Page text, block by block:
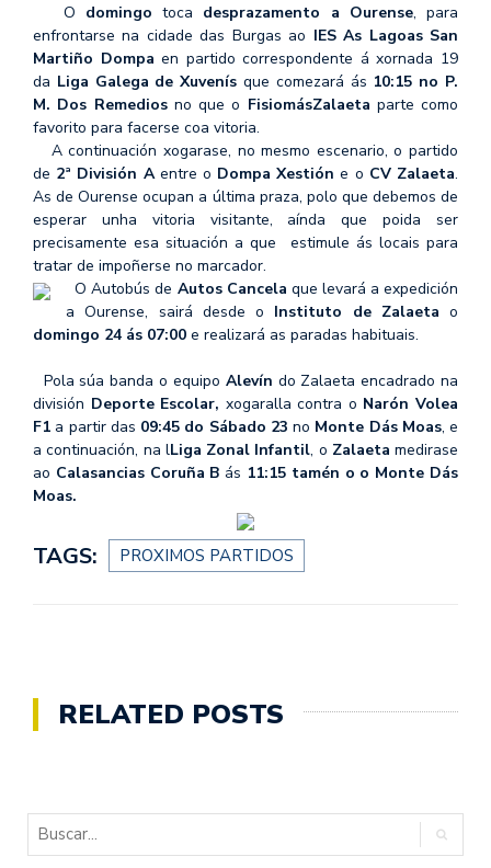
O domingo toca desprazamento a Ourense, para
enfrontarse na cidade das Burgas ao IES As Lagoas San
Martiño Dompa en partido correspondente á xornada 19
da Liga Galega de Xuvenís que comezará ás 10:15 no P.
M. Dos Remediosno que o FisiomásZalaeta parte como
favorito para facerse coa vitoria.
A continuación xogarase, no mesmo escenario, o partido
de 2ª División Aentre o Dompa Xestión e o CV Zalaeta.
As de Ourense ocupan a última praza, polo que debemos de
esperar unha vitoria visitante, aínda que poida ser
precisamente esa situación a que estimule ás locais para
tratar de impoñerse no marcador.
O Autobús de Autos Cancela que levará a expedición
a Ourense, sairá desde o Instituto de Zalaeta o
domingo 24 ás 07:00 e realizará as paradas habituais.
Pola súa banda o equipo Alevín do Zalaeta encadrado na
división Deporte Escolar, xogaralla contra o Narón Volea
F1 a partir das 09:45 do Sábado 23 no Monte Dás Moas, e
a continuación, na lLiga Zonal Infantil, o Zalaeta medirase
ao Calasancias Coruña B ás 11:15 tamén o o Monte Dás
Moas.
TAGS: PROXIMOS PARTIDOS
RELATED POSTS